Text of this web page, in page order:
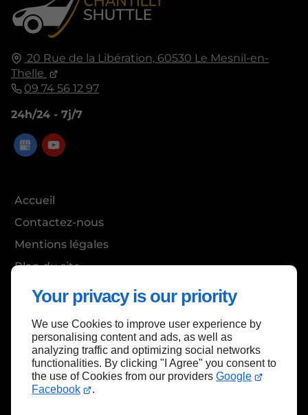
Your privacy is our priority
We use Cookies to improve user experience by
personalising content and ads, as well as
analyzing traffic and optimizing social networks
functionalities. By clicking "I Agree" you consent to
the use of Cookies from our providers Google
Facebook
.
20 Rue de la Libération, 60530 Le Mesnil-en-
Thelle
09 74 56 12 97
24h/24 - 7j/7
Accueil
Contactez-nous
Mentions légales
Plan du site
Haut de page